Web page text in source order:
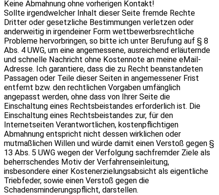
Keine Abmahnung ohne vorherigen Kontakt!
Sollte irgendwelcher Inhalt dieser Seite fremde Rechte
Dritter oder gesetzliche Bestimmungen verletzen oder
anderweitig in irgendeiner Form wettbewerbsrechtliche
Probleme hervorbringen, so bitte ich unter Berufung auf § 8
Abs. 4 UWG, um eine angemessene, ausreichend erläuternde
und schnelle Nachricht ohne Kostennote an meine eMail-
Adresse. Ich garantiere, dass die zu Recht beanstandeten
Passagen oder Teile dieser Seiten in angemessener Frist
entfernt bzw. den rechtlichen Vorgaben umfänglich
angepasst werden, ohne dass von Ihrer Seite die
Einschaltung eines Rechtsbeistandes erforderlich ist. Die
Einschaltung eines Rechtsbeistandes zur, für den
Internetseiten Verantwortlichen, kostenpflichtigen
Abmahnung entspricht nicht dessen wirklichen oder
mutmaßlichen Willen und würde damit einen Verstoß gegen §
13 Abs. 5 UWG wegen der Verfolgung sachfremder Ziele als
beherrschendes Motiv der Verfahrenseinleitung,
insbesondere einer Kostenerzielungsabsicht als eigentliche
Triebfeder, sowie einen Verstoß gegen die
Schadensminderungspflicht, darstellen.